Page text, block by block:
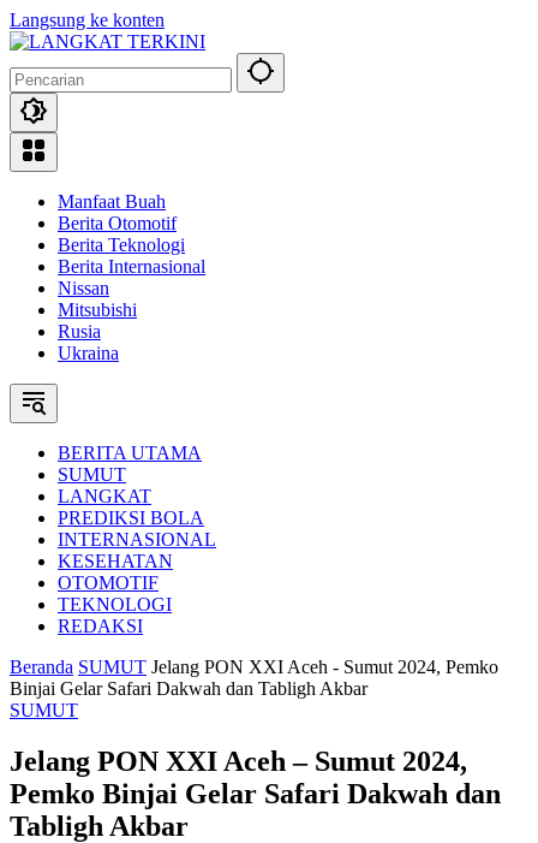
Langsung ke konten
Manfaat Buah
Berita Otomotif
Berita Teknologi
Berita Internasional
Nissan
Mitsubishi
Rusia
Ukraina
BERITA UTAMA
SUMUT
LANGKAT
PREDIKSI BOLA
INTERNASIONAL
KESEHATAN
OTOMOTIF
TEKNOLOGI
REDAKSI
Beranda SUMUT Jelang PON XXI Aceh - Sumut 2024, Pemko
Binjai Gelar Safari Dakwah dan Tabligh Akbar
SUMUT
Jelang PON XXI Aceh – Sumut 2024,
Pemko Binjai Gelar Safari Dakwah dan
Tabligh Akbar